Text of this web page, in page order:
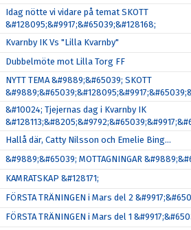
Idag nötte vi vidare på temat SKOTT
&#128095;&#9917;&#65039;&#128168;
Kvarnby IK Vs "Lilla Kvarnby"
Dubbelmöte mot Lilla Torg FF
NYTT TEMA &#9889;&#65039; SKOTT
&#10024; Tjejernas dag i Kvarnby IK
Hallå där, Catty Nilsson och Emelie Bing…
&#9889;&#65039; MOTTAGNINGAR
KAMRATSKAP &#128171;
FÖRSTA TRÄNINGEN i Mars del 2
FÖRSTA TRÄNINGEN i Mars del 1